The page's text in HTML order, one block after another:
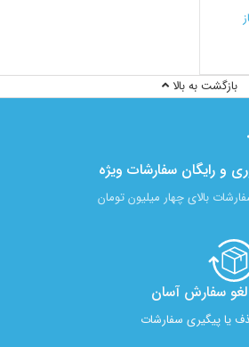
بازگشت به بالا
و رایگان سفارشات ویژه
بالای چهار میلیون تومان
لغو سفارش آسان​
یا پیگیری سفارشات